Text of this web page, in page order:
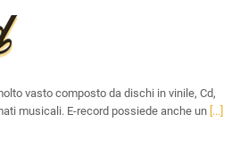
vasto composto da dischi in vinile, Cd,
musicali. E-record possiede anche un [...]